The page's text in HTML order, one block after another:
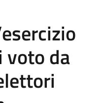
da